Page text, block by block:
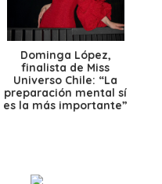
Dominga López,
finalista de Miss
Universo Chile: “La
preparación mental sí
es la más importante”